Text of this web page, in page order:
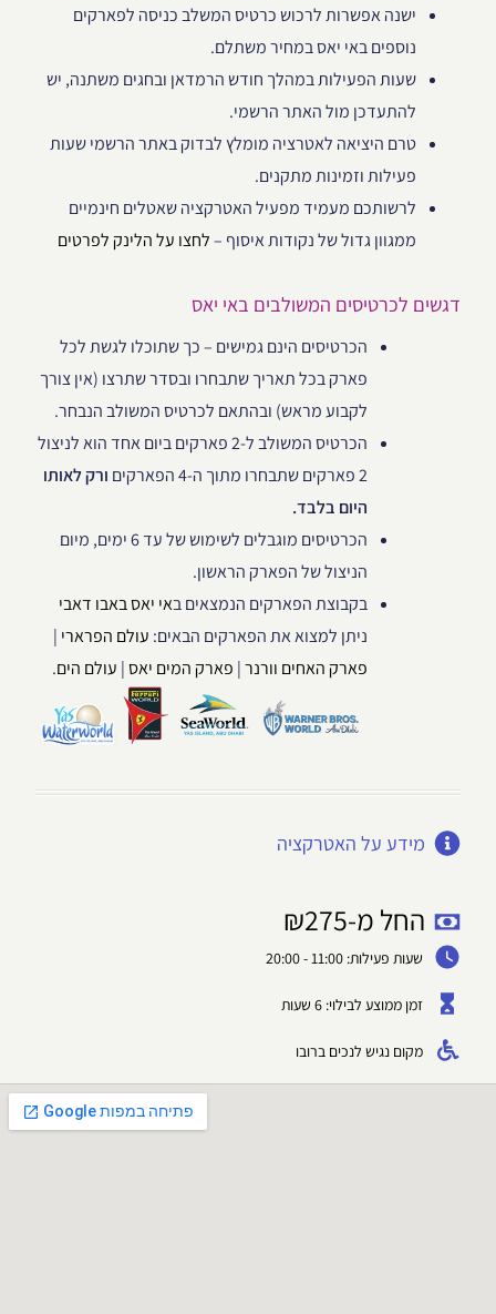
ישנה אפשרות לרכוש כרטיס המשלב כניסה לפארקים
נוספים באי יאס במחיר משתלם.
שעות הפעילות במהלך חודש הרמדאן ובחגים משתנה, יש
להתעדכן מול האתר הרשמי.
טרם היציאה לאטרציה מומלץ לבדוק באתר הרשמי שעות
פעילות וזמינות מתקנים.
לרשותכם מעמיד מפעיל האטרקציה שאטלים חינמיים
ממגוון גדול של נקודות איסוף –לחצו על הלינק לפרטים
דגשים לכרטיסים המשולבים באי יאס
הכרטיסים הינם גמישים – כך שתוכלו לגשת לכל
פארק בכל תאריך שתבחרו ובסדר שתרצו (אין צורך
לקבוע מראש) ובהתאם לכרטיס המשולב הנבחר.
הכרטיס המשולב ל-2 פארקים ביום אחד הוא לניצול
2 פארקים שתבחרו מתוך ה-4 הפארקים
ורק לאותו
היום בלבד.
הכרטיסים מוגבלים לשימוש של עד 6 ימים, מיום
הניצול של הפארק הראשון.
בקבוצת הפארקים הנמצאים באי יאס באבו דאבי
ניתן למצוא את הפארקים הבאים: עולם הפרארי |
פארק האחים וורנר| פארק המים יאס| עולם הים.
מידע על האטרקציה
החל מ- ₪275
שעות פעילות: 11:00 - 20:00
זמן ממוצע לבילוי: 6 שעות
מקום נגיש לנכים ברובו